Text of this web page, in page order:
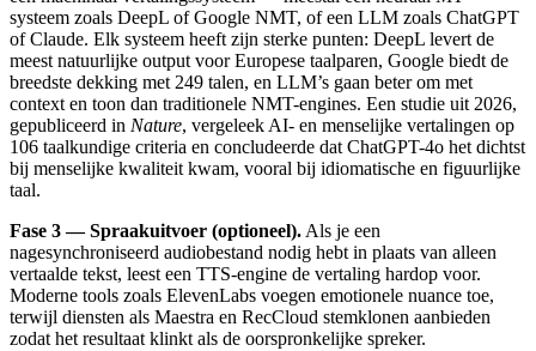
systeem zoals DeepL of Google NMT, of een LLM zoals ChatGPT
of Claude. Elk systeem heeft zijn sterke punten: DeepL levert de
meest natuurlijke output voor Europese taalparen, Google biedt de
breedste dekking met 249 talen, en LLM’s gaan beter om met
context en toon dan traditionele NMT-engines. Een studie uit 2026,
gepubliceerd in Nature, vergeleek AI- en menselijke vertalingen op
106 taalkundige criteria en concludeerde dat ChatGPT-4o het dichtst
bij menselijke kwaliteit kwam, vooral bij idiomatische en figuurlijke
taal.
Fase 3 — Spraakuitvoer (optioneel). Als je een
nagesynchroniseerd audiobestand nodig hebt in plaats van alleen
vertaalde tekst, leest een TTS-engine de vertaling hardop voor.
Moderne tools zoals ElevenLabs voegen emotionele nuance toe,
terwijl diensten als Maestra en RecCloud stemklonen aanbieden
zodat het resultaat klinkt als de oorspronkelijke spreker.